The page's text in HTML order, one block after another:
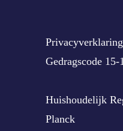
Gedragscode 15-
Huishoudelijk
Planck